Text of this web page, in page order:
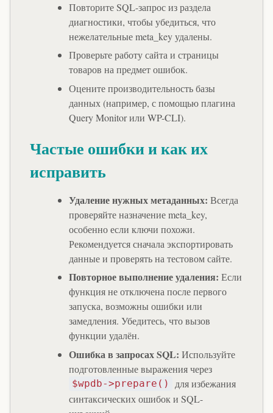
Повторите SQL-запрос из раздела
диагностики, чтобы убедиться, что
нежелательные meta_key удалены.
Проверьте работу сайта и страницы
товаров на предмет ошибок.
Оцените производительность базы
данных (например, с помощью плагина
Query Monitor или WP-CLI).
Частые ошибки и как их
исправить
Удаление нужных метаданных: Всегда
проверяйте назначение meta_key,
особенно если ключи похожи.
Рекомендуется сначала экспортировать
данные и проверять на тестовом сайте.
Повторное выполнение удаления: Если
функция не отключена после первого
запуска, возможны ошибки или
замедления. Убедитесь, что вызов
функции удалён.
Ошибка в запросах SQL: Используйте
подготовленные выражения через
$wpdb->prepare()
для избежания
синтаксических ошибок и SQL-